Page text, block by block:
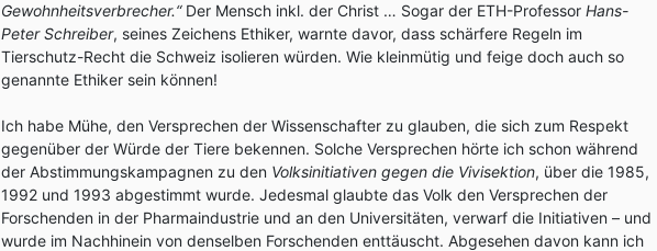
Gewohnheitsverbrecher.“ Der Mensch inkl. der Christ … Sogar der ETH-Professor Hans-
Peter Schreiber, seines Zeichens Ethiker, warnte davor, dass schärfere Regeln im
Tierschutz-Recht die Schweiz isolieren würden. Wie kleinmütig und feige doch auch so
genannte Ethiker sein können!
Ich habe Mühe, den Versprechen der Wissenschafter zu glauben, die sich zum Respekt
gegenüber der Würde der Tiere bekennen. Solche Versprechen hörte ich schon während
der Abstimmungskampagnen zu den Volksinitiativen gegen die Vivisektion, über die 1985,
1992 und 1993 abgestimmt wurde. Jedesmal glaubte das Volk den Versprechen der
Forschenden in der Pharmaindustrie und an den Universitäten, verwarf die Initiativen – und
wurde im Nachhinein von denselben Forschenden enttäuscht. Abgesehen davon kann ich